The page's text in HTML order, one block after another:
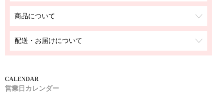
商品について
配送・お届けについて
営業日カレンダー